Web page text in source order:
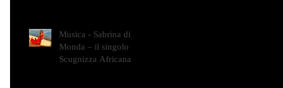
Musica - Sabrina di
Monda – il singolo
Scugnizza Africana